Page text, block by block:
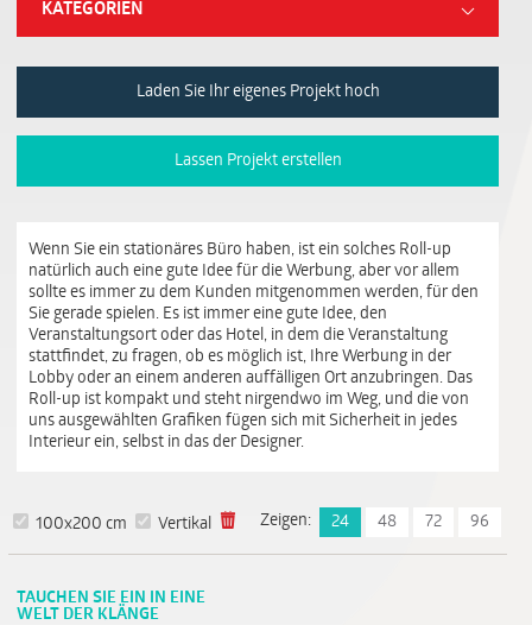
KATEGORIEN
Laden Sie Ihr eigenes Projekt hoch
Lassen Projekt erstellen
Wenn Sie ein stationäres Büro haben, ist ein solches Roll-up
natürlich auch eine gute Idee für die Werbung, aber vor allem
sollte es immer zu dem Kunden mitgenommen werden, für den
Sie gerade spielen. Es ist immer eine gute Idee, den
Veranstaltungsort oder das Hotel, in dem die Veranstaltung
stattfindet, zu fragen, ob es möglich ist, Ihre Werbung in der
Lobby oder an einem anderen auffälligen Ort anzubringen. Das
Roll-up ist kompakt und steht nirgendwo im Weg, und die von
uns ausgewählten Grafiken fügen sich mit Sicherheit in jedes
Interieur ein, selbst in das der Designer.
100x200 cm Vertikal Zeigen: 24 48 72 96
TAUCHEN SIE EIN IN EINE
WELT DER KLÄNGE